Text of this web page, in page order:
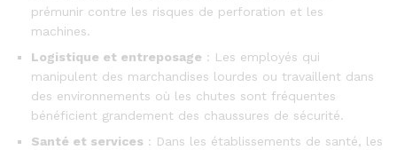
prémunir contre les risques de perforation et les
machines.
Logistique et entreposage : Les employés qui
manipulent des marchandises lourdes ou travaillent dans
des environnements où les chutes sont fréquentes
bénéficient grandement des chaussures de sécurité.
Santé et services : Dans les établissements de santé, les